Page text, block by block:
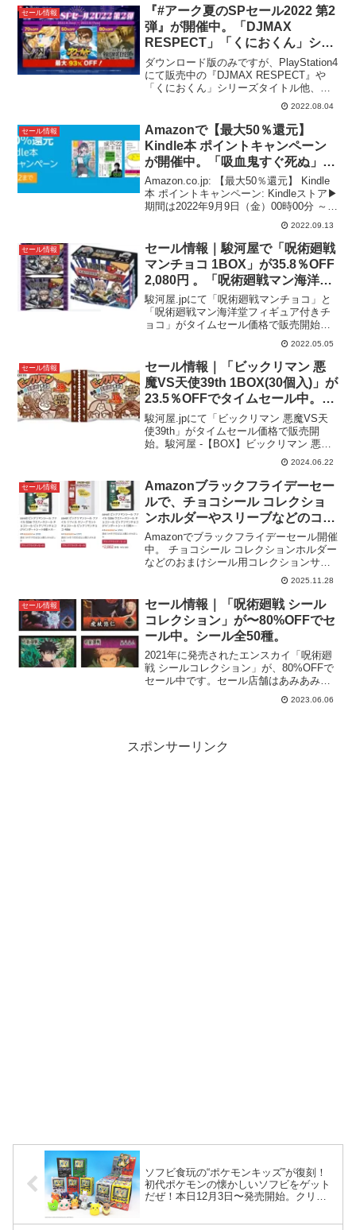
セール情報
『#アーク夏のSPセール2022 第2
弾』が開催中。「DJMAX
RESPECT」「くにおくん」シリ
ーズなどが最大93%OFF。〜8/17
まで。
ダウンロード版のみですが、PlayStation4
にて販売中の『DJMAX RESPECT』や
「くにおくん」シリーズタイトル他、対
象タイトルが最大93％オフで販売さえる
『#アーク夏のSPセール2022 第2弾』が
開催中。セール期間は2022...
2022.08.04
セール情報
Amazonで【最大50％還元】
Kindle本 ポイントキャンペーン
が開催中。「吸血鬼すぐ死ぬ」
「僕の心のヤバイやつ」。
Amazon.co.jp: 【最大50％還元】 Kindle
本 ポイントキャンペーン: Kindleストア▶︎
期間は2022年9月9日（金）00時00分 ～
2022年9月22日（木）23時59分まで。購
入金額の50%がポイントで還元されま
す...
2022.09.13
セール情報
セール情報｜駿河屋で「呪術廻戦
マンチョコ 1BOX」が35.8％OFF
2,080円 。「呪術廻戦マン海洋堂
フィギュア付きチョコ 1BOX」が
47.8％OFF 2,870円でタイムセー
ル中【ビックリマン】
駿河屋.jpにて「呪術廻戦マンチョコ」と
「呪術廻戦マン海洋堂フィギュア付きチ
ョコ」がタイムセール価格で販売開始。
駿河屋 -【BOX】呪術廻戦マンチョコ
▶︎「呪術廻戦マンチョコ1BOX（30個
入）が、定価3,240円 (税込)→2,080円
（...
2022.05.05
セール情報
セール情報｜「ビックリマン 悪
魔VS天使39th 1BOX(30個入)」が
23.5％OFFでタイムセール中。駿
河屋タイムセール
駿河屋.jpにて「ビックリマン 悪魔VS天
使39th」がタイムセール価格で販売開
始。駿河屋 -【BOX】ビックリマン 悪魔
VS天使39th▶︎「ビックリマン 悪魔VS天
使39th 1BOX(30個入)」が、定価3,240円
(税込)→2,4...
2024.06.22
セール情報
Amazonブラックフライデーセー
ルで、チョコシール コレクショ
ンホルダーやスリーブなどのコレ
クションサプライがセール価格で
販売中。〜12/1まで
Amazonでブラックフライデーセール開催
中。 チョコシール コレクションホルダー
などのおまけシール用コレクションサプ
ライがセール価格で販売中です。概ね
10%〜15%OFF。おもちゃ・ホビー商品
の購入分は6.5%ポイントアップするキャ
ンペー...
2025.11.28
セール情報
セール情報｜「呪術廻戦 シール
コレクション」が〜80%OFFでセ
ール中。シール全50種。
2021年に発売されたエンスカイ「呪術廻
戦 シールコレクション」が、80%OFFで
セール中です。セール店舗はあみあみで
1BOX 20個入 定価2,200円 (税
込)→80%OFFの440円。送料別。1個にシ
2023.06.06
スポンサーリンク
ソフビ食玩の“ポケモンキッズ”が復刻！
初代ポケモンの懐かしいソフビをゲット
だぜ！本日12月3日〜発売開始。クリア